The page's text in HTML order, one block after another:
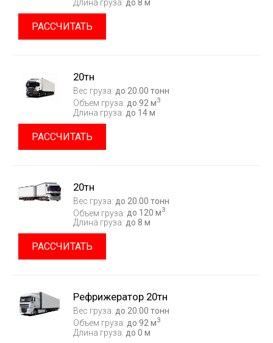
Длина груза: до 8 м
РАССЧИТАТЬ
20тн
Вес груза: до 20.00 тонн
Объем груза: до 92 м3
Длина груза: до 14 м
РАССЧИТАТЬ
20тн
Вес груза: до 20.00 тонн
Объем груза: до 120 м3
Длина груза: до 8 м
РАССЧИТАТЬ
Рефрижератор 20тн
Вес груза: до 20.00 тонн
Объем груза: до 92 м3
Длина груза: до 0 м